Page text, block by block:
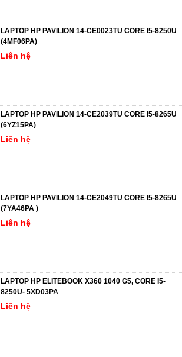
LAPTOP HP PAVILION 14-CE0023TU CORE I5-8250U
(4MF06PA)
Liên hệ
LAPTOP HP PAVILION 14-CE2039TU CORE I5-8265U
(6YZ15PA)
Liên hệ
LAPTOP HP PAVILION 14-CE2049TU CORE I5-8265U
(7YA46PA )
Liên hệ
LAPTOP HP ELITEBOOK X360 1040 G5, CORE I5-
8250U- 5XD03PA
Liên hệ